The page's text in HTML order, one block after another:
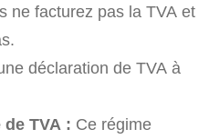
ne facturez pas la TVA et
déclaration de TVA à
TVA : Ce régime